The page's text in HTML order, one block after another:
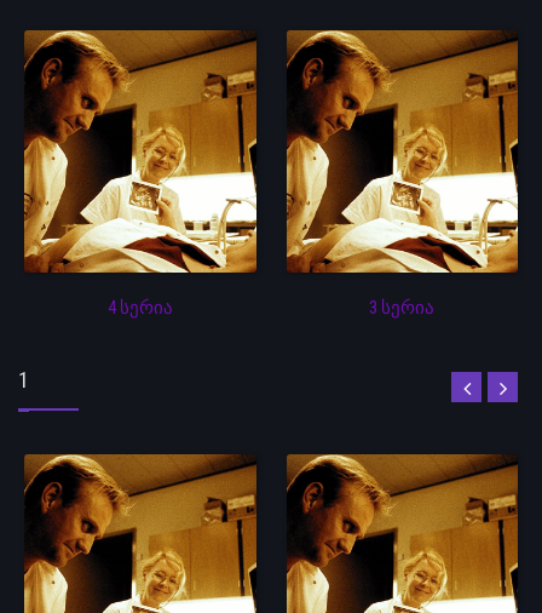
4 სერია 3 სერია
1